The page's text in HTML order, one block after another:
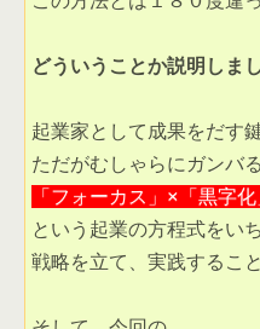
どういうことか説明しま
戦略を立て、実践するこ